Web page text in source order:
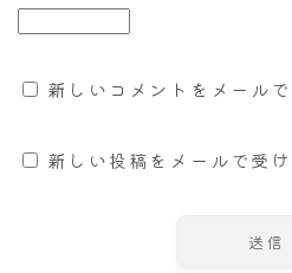
新しいコメントをメール
新しい投稿をメールで受